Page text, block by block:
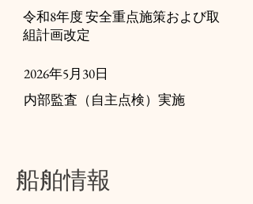
令和8年度 安全重点施策および取
組計画改定
2026年5月30日
内部監査（自主点検）実施
船舶情報